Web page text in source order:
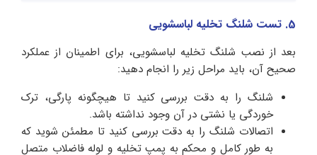
5. تست شلنگ تخلیه لباسشویی
بعد از نصب شلنگ تخلیه لباسشویی، برای اطمینان از عملکرد
صحیح آن، باید مراحل زیر را انجام دهید:
شلنگ را به دقت بررسی کنید تا هیچگونه پارگی، ترک
خوردگی یا نشتی در آن وجود نداشته باشد.
اتصالات شلنگ را به دقت بررسی کنید تا مطمئن شوید که
به طور کامل و محکم به پمپ تخلیه و لوله فاضلاب متصل